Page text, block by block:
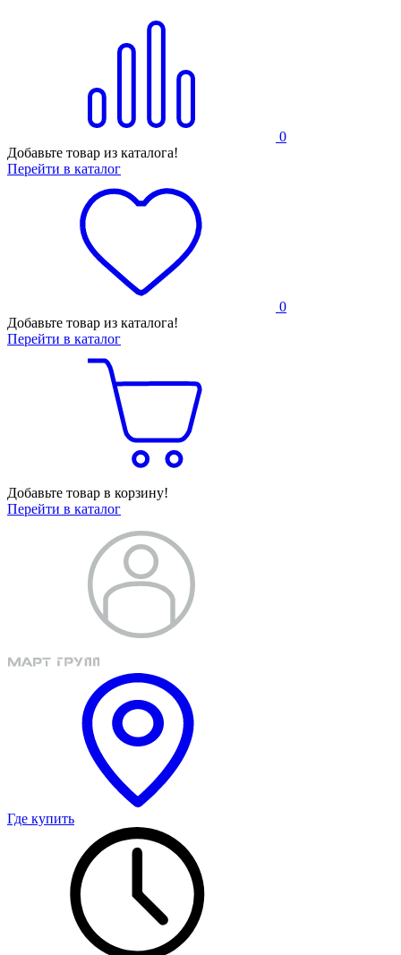
0
Добавьте товар из каталога!
Перейти в каталог
0
Добавьте товар из каталога!
Перейти в каталог
Добавьте товар в корзину!
Перейти в каталог
Где купить